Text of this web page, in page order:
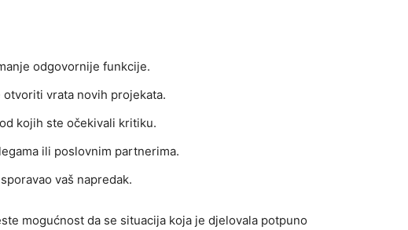
odgovornije funkcije.
otvoriti vrata novih projekata.
od kojih ste očekivali kritiku.
ili poslovnim partnerima.
vaš napredak.
mogućnost da se situacija koja je djelovala potpuno